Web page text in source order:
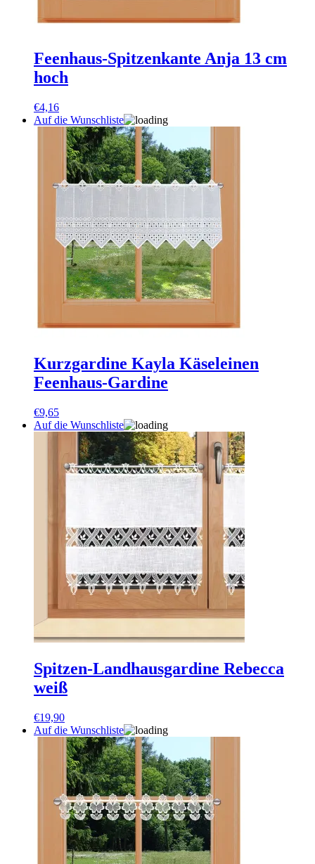
Feenhaus-Spitzenkante Anja 13 cm
hoch
€4,16
Auf die Wunschliste
Kurzgardine Kayla Käseleinen
Feenhaus-Gardine
€9,65
Auf die Wunschliste
Spitzen-Landhausgardine Rebecca
weiß
€19,90
Auf die Wunschliste